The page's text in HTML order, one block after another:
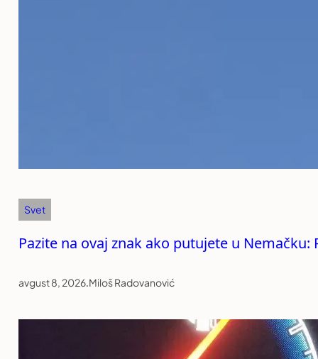
Svet
Pazite na ovaj znak ako putujete u
avgust 8, 2026.Miloš Radovanović